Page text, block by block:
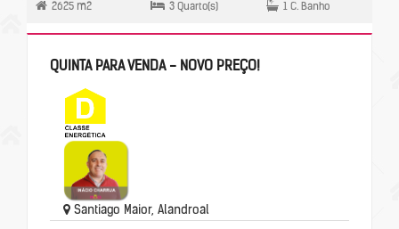
2625 m2 3 Quarto(s) 1 C. Banho
QUINTA PARA VENDA - NOVO PREÇO!
Santiago Maior, Alandroal